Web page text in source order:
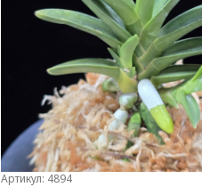
Артикул: 4894